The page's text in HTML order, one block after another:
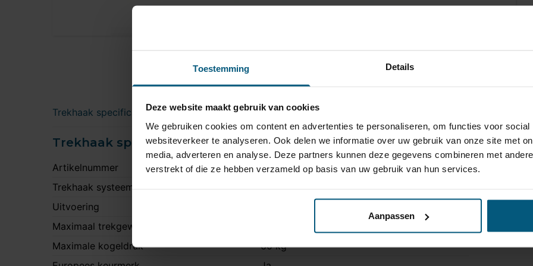
Toestemming Details
Deze website maakt gebruik van cookies
We gebruiken cookies om content en advertenties te personaliseren, om functies voor
websiteverkeer te analyseren. Ook delen we informatie over uw gebruik van onze site met
media, adverteren en analyse. Deze partners kunnen deze gegevens combineren met
verstrekt of die ze hebben verzameld op basis van uw gebruik van hun services.
Aanpassen
Trekhaak specificatie Downloads
Trekhaak specificatie
Artikelnummer
STF-128
Trekhaak systeem
Uitvoering
Maximaal trekgewicht
Maximale kogeldruk
60 kg